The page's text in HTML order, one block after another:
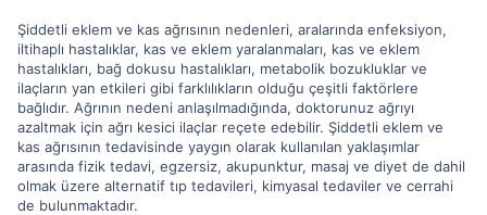
Şiddetli eklem ve kas ağrısının nedenleri, aralarında enfeksiyon,
iltihaplı hastalıklar, kas ve eklem yaralanmaları, kas ve eklem
hastalıkları, bağ dokusu hastalıkları, metabolik bozukluklar ve
ilaçların yan etkileri gibi farklılıkların olduğu çeşitli faktörlere
bağlıdır. Ağrının nedeni anlaşılmadığında, doktorunuz ağrıyı
azaltmak için ağrı kesici ilaçlar reçete edebilir. Şiddetli eklem ve
kas ağrısının tedavisinde yaygın olarak kullanılan yaklaşımlar
arasında fizik tedavi, egzersiz, akupunktur, masaj ve diyet de dahil
olmak üzere alternatif tıp tedavileri, kimyasal tedaviler ve cerrahi
de bulunmaktadır.